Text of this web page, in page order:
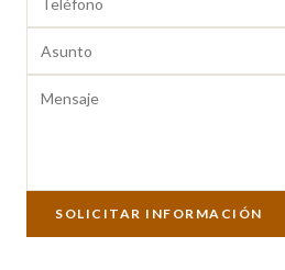
SOLICITAR INFORMACIÓN